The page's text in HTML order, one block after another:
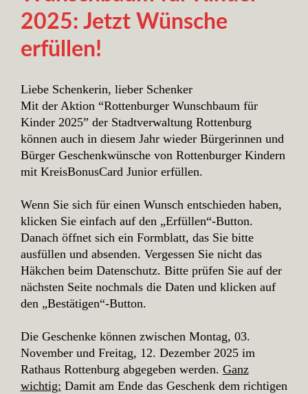
2025: Jetzt Wünsche
erfüllen!
Liebe Schenkerin, lieber Schenker
Mit der Aktion “Rottenburger Wunschbaum für
Kinder 2025” der Stadtverwaltung Rottenburg
können auch in diesem Jahr wieder Bürgerinnen und
Bürger Geschenkwünsche von Rottenburger Kindern
mit KreisBonusCard Junior erfüllen.
Wenn Sie sich für einen Wunsch entschieden haben,
klicken Sie einfach auf den „Erfüllen“-Button.
Danach öffnet sich ein Formblatt, das Sie bitte
ausfüllen und absenden. Vergessen Sie nicht das
Häkchen beim Datenschutz. Bitte prüfen Sie auf der
nächsten Seite nochmals die Daten und klicken auf
den „Bestätigen“-Button.
Die Geschenke können zwischen Montag, 03.
November und Freitag, 12. Dezember 2025 im
Rathaus Rottenburg abgegeben werden. Ganz
wichtig: Damit am Ende das Geschenk dem richtigen